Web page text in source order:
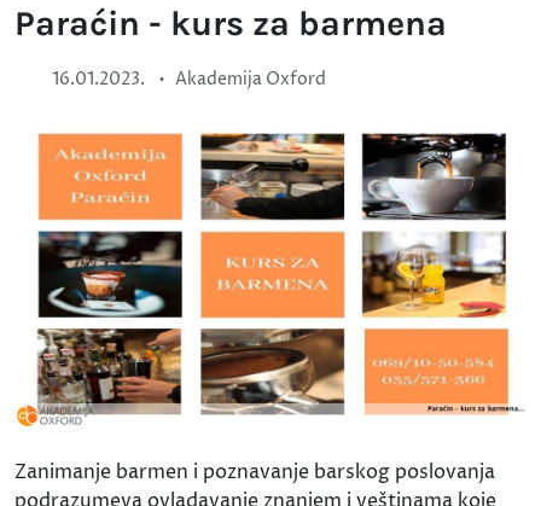
Paraćin - kurs za barmena
16.01.2023. • Akademija Oxford
Zanimanje barmen i poznavanje barskog poslovanja